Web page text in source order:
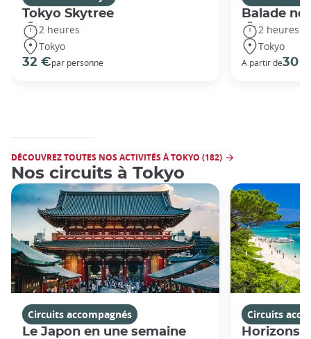
Tokyo Skytree
2 heures
Tokyo
32 €par personne
Balade
2 heures
Tokyo
A partir de30
DÉCOUVREZ TOUTES NOS ACTIVITÉS À TOKYO (182)
Nos circuits à Tokyo
Circuits accompagnés
Le Japon en une semaine
Circuits
Horizons